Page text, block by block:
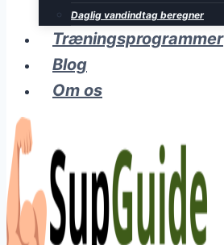
Daglig vandindtag beregner
Træningsprogrammer
Blog
Om os